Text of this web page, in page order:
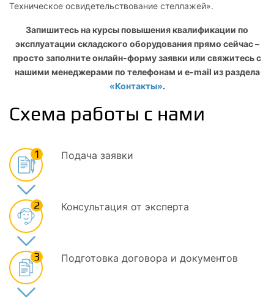
Техническое освидетельствование стеллажей».
Запишитесь на курсы повышения квалификации по
эксплуатации складского оборудования прямо сейчас –
просто заполните онлайн-форму заявки или свяжитесь с
нашими менеджерами по телефонам и e-mail из раздела
«Контакты».
Схема работы с нами
1 Подача заявки
2 Консультация от эксперта
3 Подготовка договора и документов